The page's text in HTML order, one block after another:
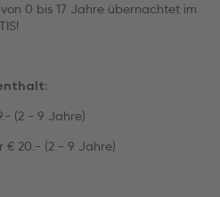
von 0 bis 17 Jahre übernachtet im
(2 - 9 Jahre)
€ 20.- (2 - 9 Jahre)